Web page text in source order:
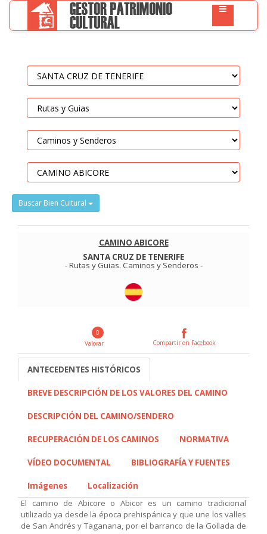
Buscar Bien Cultural
CAMINO ABICORE
SANTA CRUZ DE TENERIFE
-Rutas y Guias. Caminos y Senderos -
0
Valorar
Compartir en Facebook
ANTECEDENTES HISTÓRICOS
BREVE DESCRIPCIÓN DE LOS VALORES DEL CAMINO
DESCRIPCIÓN DEL CAMINO/SENDERO
RECUPERACIÓN DE LOS CAMINOS NORMATIVA
VÍDEO DOCUMENTAL BIBLIOGRAFÍA Y FUENTES
Imágenes
Localización
El camino de Abicore o Abicor es un camino tradicional
utilizado ya desde la época prehispánica y que une los valles
de San Andrés y Taganana, por el barranco de la Gollada de